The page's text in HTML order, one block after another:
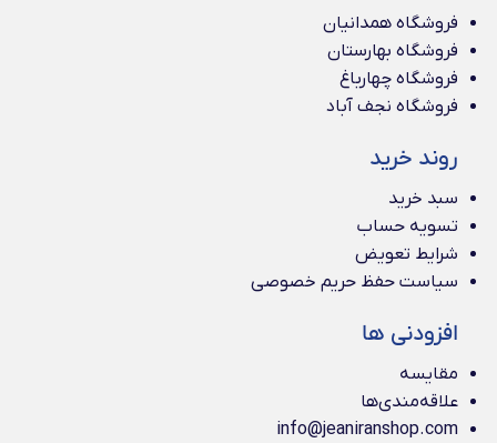
فروشگاه همدانیان
فروشگاه بهارستان
فروشگاه چهارباغ
فروشگاه نجف آباد
روند خرید
سبد خرید
تسویه حساب
شرایط تعویض
سیاست حفظ حریم خصوصی
افزودنی ها
مقایسه
علاقه‌مندی‌ها
info@jeaniranshop.com